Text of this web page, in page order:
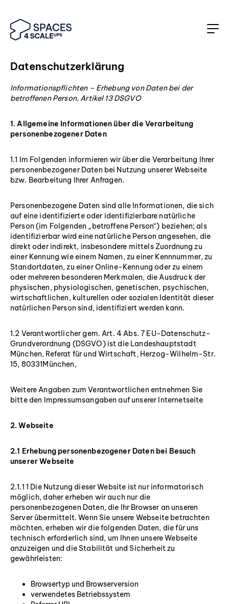
Datenschutzerklärung
Informationspflichten – Erhebung von Daten bei der
betroffenen Person, Artikel 13 DSGVO
1. Allgemeine Informationen über die Verarbeitung
personenbezogener Daten
1.1 Im Folgenden informieren wir über die Verarbeitung Ihrer
personenbezogener Daten bei Nutzung unserer Webseite
bzw. Bearbeitung Ihrer Anfragen.
Personenbezogene Daten sind alle Informationen, die sich
auf eine identifizierte oder identifizierbare natürliche
Person (im Folgenden „betroffene Person“) beziehen; als
identifizierbar wird eine natürliche Person angesehen, die
direkt oder indirekt, insbesondere mittels Zuordnung zu
einer Kennung wie einem Namen, zu einer Kennnummer, zu
Standortdaten, zu einer Online-Kennung oder zu einem
oder mehreren besonderen Merkmalen, die Ausdruck der
physischen, physiologischen, genetischen, psychischen,
wirtschaftlichen, kulturellen oder sozialen Identität dieser
natürlichen Person sind, identifiziert werden kann.
1.2 Verantwortlicher gem. Art. 4 Abs. 7 EU-Datenschutz-
Grundverordnung (DSGVO) ist die Landeshauptstadt
München, Referat für und Wirtschaft, Herzog-Wilhelm-Str.
15, 80331München,
Weitere Angaben zum Verantwortlichen entnehmen Sie
bitte den Impressumsangaben auf unserer Internetseite
2. Webseite
2.1 Erhebung personenbezogener Daten bei Besuch
unserer Webseite
2.1.1 1 Die Nutzung dieser Website ist nur informatorisch
möglich, daher erheben wir auch nur die
personenbezogenen Daten, die Ihr Browser an unseren
Server übermittelt. Wenn Sie unsere Webseite betrachten
möchten, erheben wir die folgenden Daten, die für uns
technisch erforderlich sind, um Ihnen unsere Webseite
anzuzeigen und die Stabilität und Sicherheit zu
gewährleisten:
Browsertyp und Browserversion
verwendetes Betriebssystem